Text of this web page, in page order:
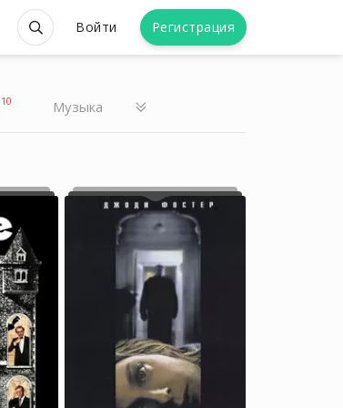
Войти Регистрация
10 Музыка
Ульяна Улилай Ульяна Улилай
блогер